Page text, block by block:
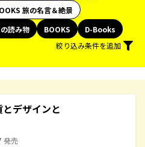
旅の名言＆絶景
読み物 BOOKS
D-Books
絞り込み条件を追加
デザインと
発売